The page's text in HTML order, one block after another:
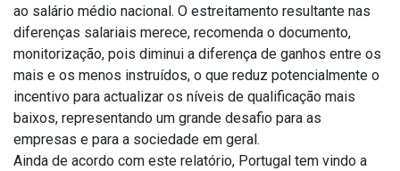
ao salário médio nacional. O estreitamento resultante nas
diferenças salariais merece, recomenda o documento,
monitorização, pois diminui a diferença de ganhos entre os
mais e os menos instruídos, o que reduz potencialmente o
incentivo para actualizar os níveis de qualificação mais
baixos, representando um grande desafio para as
empresas e para a sociedade em geral.
Ainda de acordo com este relatório, Portugal tem vindo a